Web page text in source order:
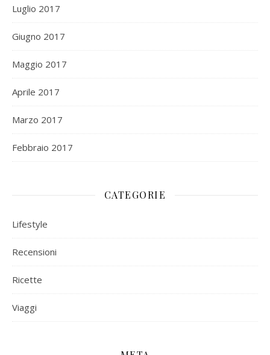
Luglio 2017
Giugno 2017
Maggio 2017
Aprile 2017
Marzo 2017
Febbraio 2017
CATEGORIE
Lifestyle
Recensioni
Ricette
Viaggi